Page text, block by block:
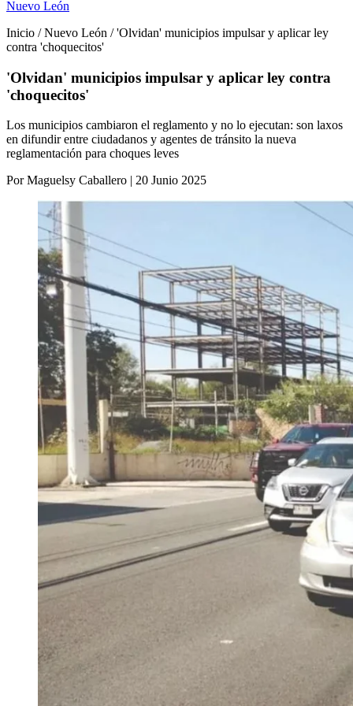
Nuevo León
Inicio / Nuevo León / 'Olvidan' municipios impulsar y aplicar ley
contra 'choquecitos'
'Olvidan' municipios impulsar y aplicar ley contra
'choquecitos'
Los municipios cambiaron el reglamento y no lo ejecutan: son laxos
en difundir entre ciudadanos y agentes de tránsito la nueva
reglamentación para choques leves
Por Maguelsy Caballero | 20 Junio 2025